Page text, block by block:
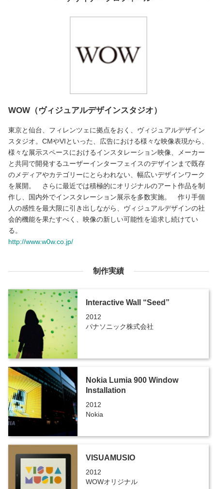
WOW（ヴィジュアルデザインスタジオ）
東京と仙台、フィレンツェに拠点をおく、ヴィジュアルデザイン
スタジオ。CMやVIといった、広告における様々な映像表現から、
様々な展示スペースにおけるインスタレーション映像、メーカー
と共同で開発するユーザーインターフェイスのデザインまで既存
のメディアやカテゴリーにとらわれない、幅広いデザインワーク
を展開。 さらに最近では積極的にオリジナルのアート作品を制
作し、国内外でインスタレーション展示を多数実施。 作り手個
人の感性を最大限に引き出しながら、ヴィジュアルデザインの社
会的機能を果たすべく、映像の新しい可能性を追求し続けてい
る。
http://www.w0w.co.jp/
制作実績
Interactive Wall “Seed”
2012
パナソニック株式会社
Nokia Lumia 900 Window
Installation
2012
Nokia
VISUAMUSIO
2012
WOWオリジナル